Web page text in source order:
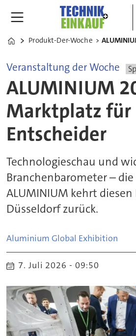
Home
Produkt-Der-Woche
Veranstaltung der Woche
ALUMINIUM
Marktplatz für
Entscheider
Technologieschau und
Branchenbarometer –
ALUMINIUM kehrt diesen
Düsseldorf zurück.
Aluminium Global Exhibition
7. Juli 2026 - 09:50